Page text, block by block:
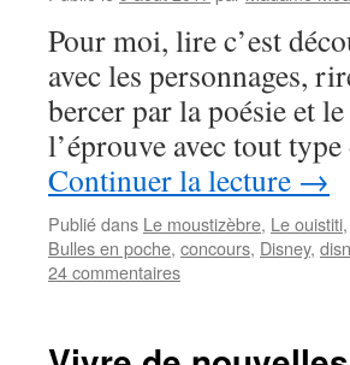
Pour moi, lire c’est
avec les personnages,
bercer par la poésie et
l’éprouve avec tout
Continuer la lecture →
Publié dans Le moustizèbre, Le ouistiti,
Bulles en poche, concours, Disney,
24 commentaires